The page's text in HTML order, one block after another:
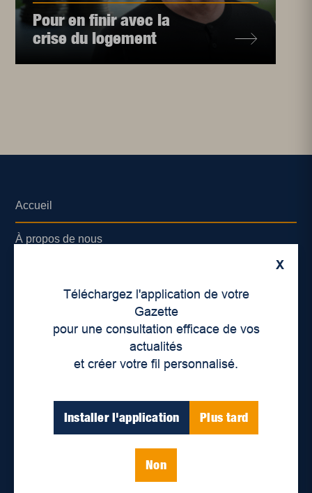
Pour en finir avec la
crise du logement
X
Téléchargez l'application de votre
Gazette
pour une consultation efficace de vos
actualités
et créer votre fil personnalisé.
Installer l'application Plus tard
Non
Accueil
À propos de nous
Lieux de distribution